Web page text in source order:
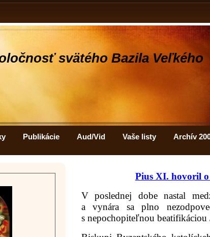
svätého Bazila Veľkého
Publikácie Aud/Vid Vaše listy Archív
Pius XI. hovoril o
V poslednej dobe nastal
a vynára sa plno
s nepochopiteľnou beatifikáciou